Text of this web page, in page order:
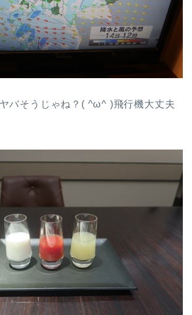
バそうじゃね？( ^ω^ )飛行機大丈夫